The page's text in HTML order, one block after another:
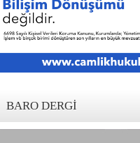
BARO DERGI